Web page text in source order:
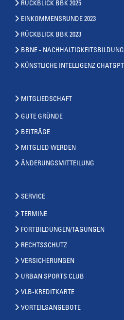
RÜCKBLICK BBK 2025
EINKOMMENSRUNDE 2023
RÜCKBLICK BBK 2023
BBNE - NACHHALTIGKEITSBILDUNG
KÜNSTLICHE INTELLIGENZ CHATGPT
MITGLIEDSCHAFT
GUTE GRÜNDE
BEITRÄGE
MITGLIED WERDEN
ÄNDERUNGSMITTEILUNG
SERVICE
TERMINE
FORTBILDUNGEN/TAGUNGEN
RECHTSSCHUTZ
VERSICHERUNGEN
URBAN SPORTS CLUB
VLB-KREDITKARTE
VORTEILSANGEBOTE